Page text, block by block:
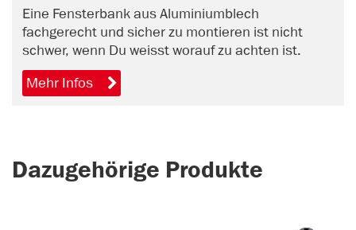
Eine Fensterbank aus Aluminiumblech
fachgerecht und sicher zu montieren ist nicht
schwer, wenn Du weisst worauf zu achten ist.
Mehr Infos
Dazugehörige Produkte